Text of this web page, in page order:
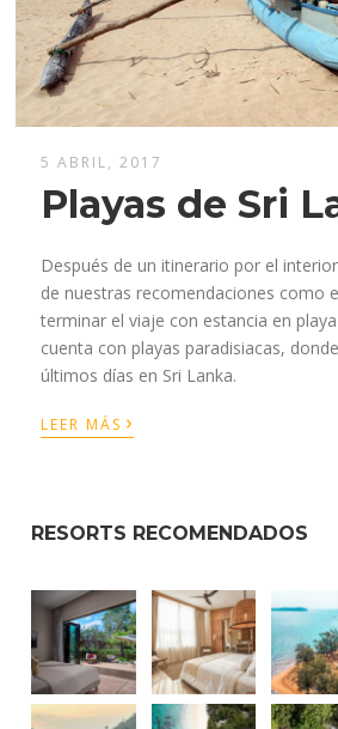
5 ABRIL, 2017
Playas de Sri
Después de un itinerario por el
de nuestras recomendaciones como
terminar el viaje con estancia en
cuenta con playas paradisiacas,
últimos días en Sri Lanka.
LEER MÁS ›
RESORTS RECOMENDADOS